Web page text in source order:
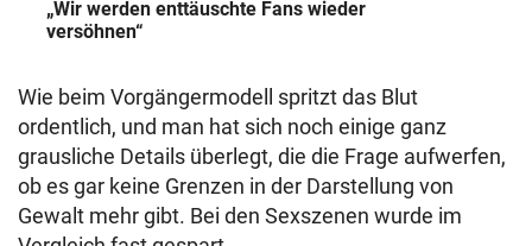
„Wir werden enttäuschte Fans wieder
versöhnen“
Wie beim Vorgängermodell spritzt das Blut
ordentlich, und man hat sich noch einige ganz
grausliche Details überlegt, die die Frage aufwerfen,
ob es gar keine Grenzen in der Darstellung von
Gewalt mehr gibt. Bei den Sexszenen wurde im